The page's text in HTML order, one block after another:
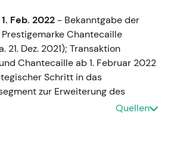
Feb. 2022 - Bekanntgabe der
Chantecaille
21. Dez. 2021); Transaktion
Chantecaille ab 1. Februar 2022
Schritt in das
zur Erweiterung des
Investoren sahen darin eine
Quellen